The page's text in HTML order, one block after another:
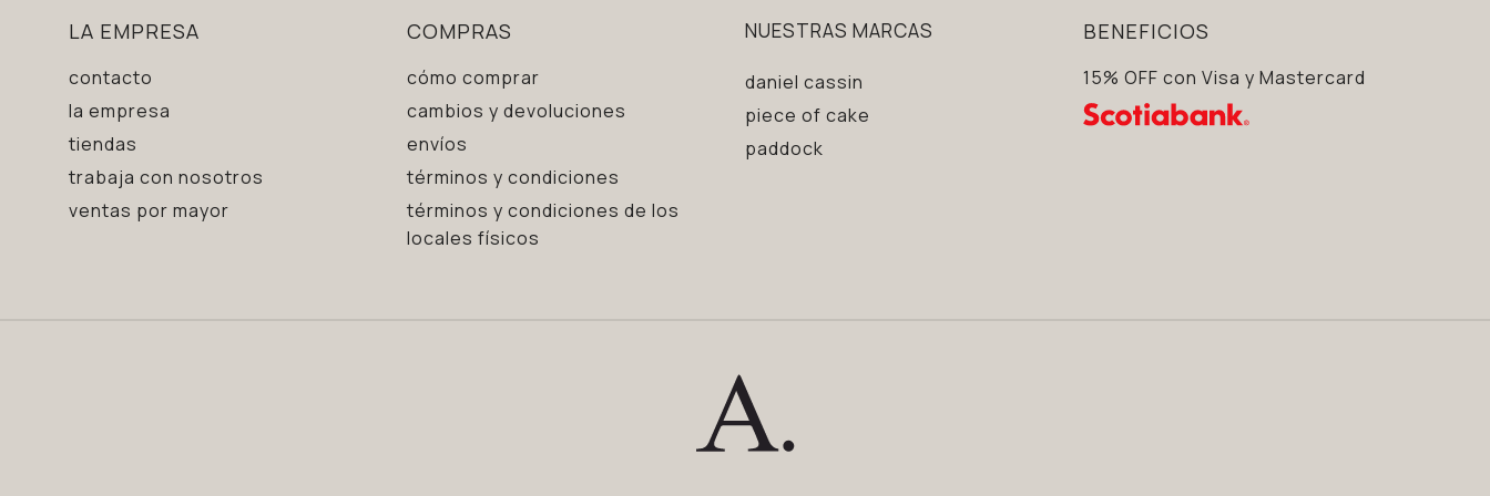
LA EMPRESA
contacto
la empresa
tiendas
trabaja con nosotros
ventas por mayor
COMPRAS
cómo comprar
cambios y devoluciones
envíos
términos y condiciones
términos y condiciones de los
locales físicos
NUESTRAS MARCAS
daniel cassin
piece of cake
paddock
BENEFICIOS
15% OFF con Visa y Mastercard